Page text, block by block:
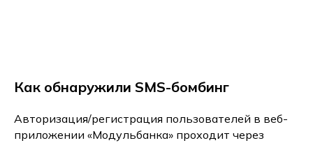
Как обнаружили SMS-бомбинг
Авторизация/регистрация пользователей в веб-
приложении «Модульбанка» проходит через